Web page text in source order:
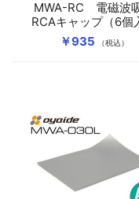
￥935 （税込）
MWA-RC 電磁波
RCAキャップ（6個